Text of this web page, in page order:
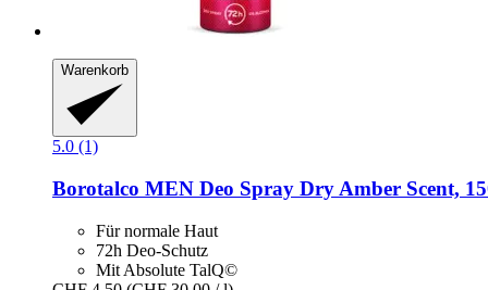
Warenkorb
5.0 (1)
Borotalco MEN Deo Spray Dry Amber Scent,
Für normale Haut
72h Deo-Schutz
Mit Absolute TalQ©